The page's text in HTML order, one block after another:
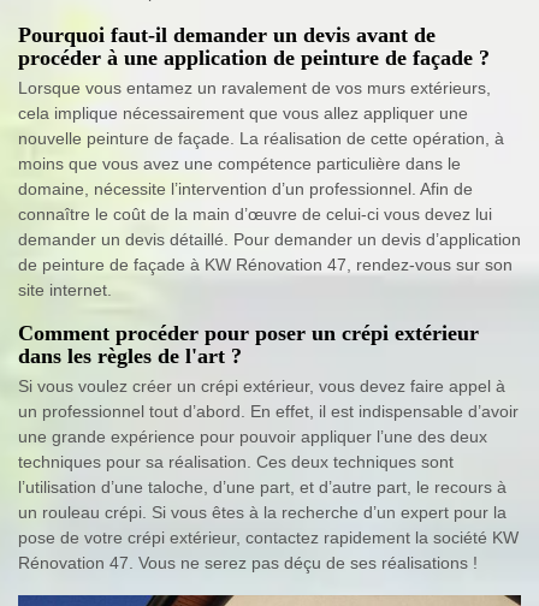
Pourquoi faut-il demander un devis avant de
procéder à une application de peinture de façade ?
Lorsque vous entamez un ravalement de vos murs extérieurs,
cela implique nécessairement que vous allez appliquer une
nouvelle peinture de façade. La réalisation de cette opération, à
moins que vous avez une compétence particulière dans le
domaine, nécessite l’intervention d’un professionnel. Afin de
connaître le coût de la main d’œuvre de celui-ci vous devez lui
demander un devis détaillé. Pour demander un devis d’application
de peinture de façade à KW Rénovation 47, rendez-vous sur son
site internet.
Comment procéder pour poser un crépi extérieur
dans les règles de l'art ?
Si vous voulez créer un crépi extérieur, vous devez faire appel à
un professionnel tout d’abord. En effet, il est indispensable d’avoir
une grande expérience pour pouvoir appliquer l’une des deux
techniques pour sa réalisation. Ces deux techniques sont
l’utilisation d’une taloche, d’une part, et d’autre part, le recours à
un rouleau crépi. Si vous êtes à la recherche d’un expert pour la
pose de votre crépi extérieur, contactez rapidement la société KW
Rénovation 47. Vous ne serez pas déçu de ses réalisations !